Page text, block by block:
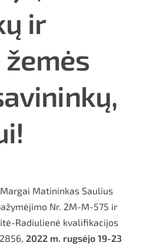
ir
Matininkas Saulius
Nr. 2M-M-575 ir
Radiulienė kvalifikacijos
2022 m. rugsėjo 19-23